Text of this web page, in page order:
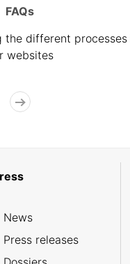
FAQs
the different
websites
News
Press releases